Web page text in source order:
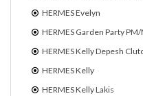
HERMES Evelyn
HERMES Garden Party
HERMES Kelly Depesh
HERMES Kelly
HERMES Kelly Lakis